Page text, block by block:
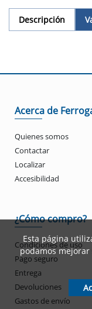
Descripción
Acerca de
Quienes somos
Contactar
Localizar
Accesibilidad
¿Cómo compro?
Condiciones de uso
Pago seguro
Entrega
Devoluciones
Gastos de envío
Esta página
podamos